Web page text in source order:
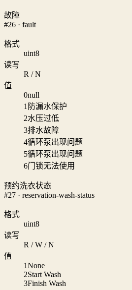
故障
#26 · fault
格式
uint8
读写
R / N
值
0null
1 防漏水保护
2水压过低
3排水故障
4循环泵出现问题
5循环泵出现问题
6门锁无法使用
预约洗衣状态
#27 · reservation-wash-status
格式
uint8
读写
R / W / N
值
1None
2Start Wash
3Finish Wash